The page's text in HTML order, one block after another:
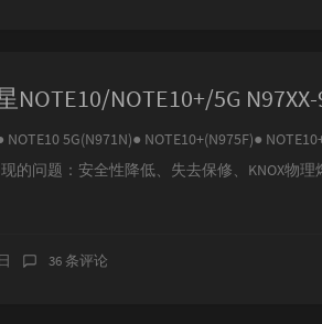
5G(N971N)● NOTE10+(N975F)●
的问题：安全性降低、失去保修、KNOX物理
36 条评论